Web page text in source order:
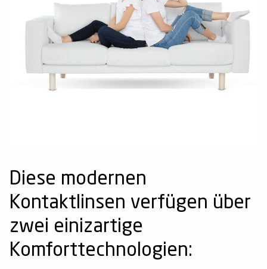
Diese modernen
Kontaktlinsen verfügen über
zwei einizartige
Komforttechnologien: